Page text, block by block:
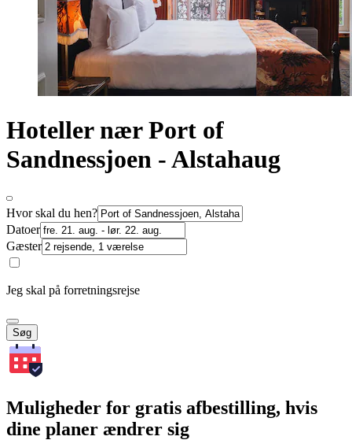
Hoteller nær Port of
Sandnessjoen - Alstahaug
Hvor skal du hen?
Datoer
Gæster
Jeg skal på forretningsrejse
Søg
Muligheder for gratis afbestilling, hvis
dine planer ændrer sig